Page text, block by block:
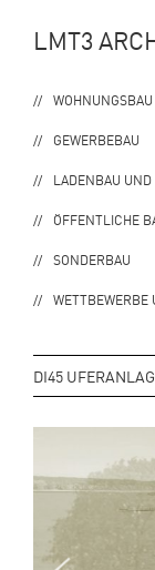
Hauptnavigation
InhaltLMT3
WOHNUNGSBAU
GEWERBEBAU
LADENBAU
ÖFFENTLICHE
SONDERBAU
WETTBEWERBE
DI45